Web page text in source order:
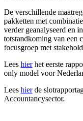
De verschillende
pakketten met
verder geanalyseerd en
totstandkoming van een
focusgroep met
Lees hierhet eerste
only model voor
Lees hierde
Accountancysector.